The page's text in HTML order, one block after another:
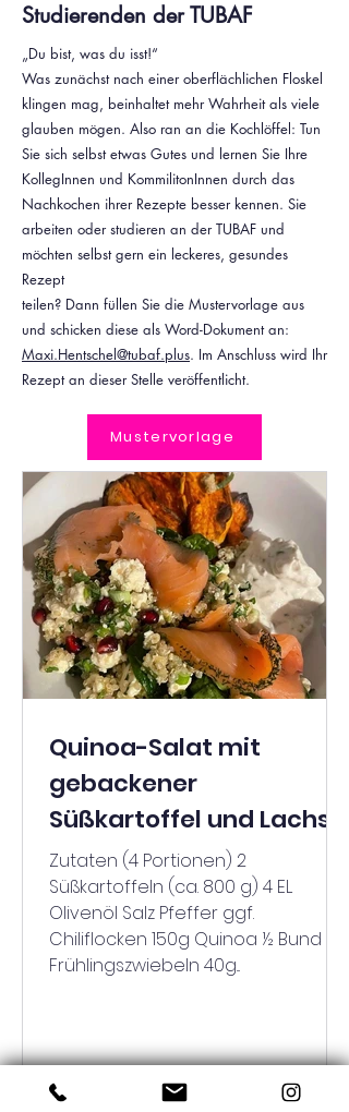
Studierenden der TUBAF
„Du bist, was du isst!“
Was zunächst nach einer oberflächlichen Floskel
klingen mag, beinhaltet mehr Wahrheit als viele
glauben mögen. Also ran an die Kochlöffel: Tun
Sie sich selbst etwas Gutes und lernen Sie Ihre
KollegInnen und KommilitonInnen durch das
Nachkochen ihrer Rezepte besser kennen. Sie
arbeiten oder studieren an der TUBAF und
möchten selbst gern ein leckeres, gesundes
Rezept
teilen? Dann füllen Sie die Mustervorlage aus
und schicken diese als Word-Dokument an:
Maxi.Hentschel@tubaf.plus. Im Anschluss wird Ihr
Rezept an dieser Stelle veröffentlicht.
Mustervorlage
Quinoa-Salat mit
gebackener
Süßkartoffel und Lachs
Zutaten (4 Portionen) 2
Süßkartoffeln (ca. 800 g) 4 EL
Olivenöl Salz Pfeffer ggf.
Chiliflocken 150g Quinoa ½ Bund
Frühlingszwiebeln 40g...